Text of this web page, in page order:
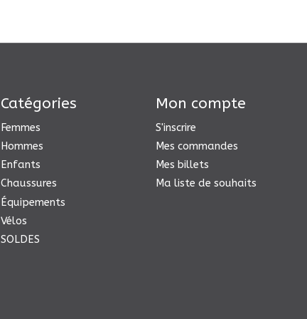
Catégories
Femmes
Hommes
Enfants
Chaussures
Équipements
Vélos
SOLDES
Mon compte
S'inscrire
Mes commandes
Mes billets
Ma liste de souhaits